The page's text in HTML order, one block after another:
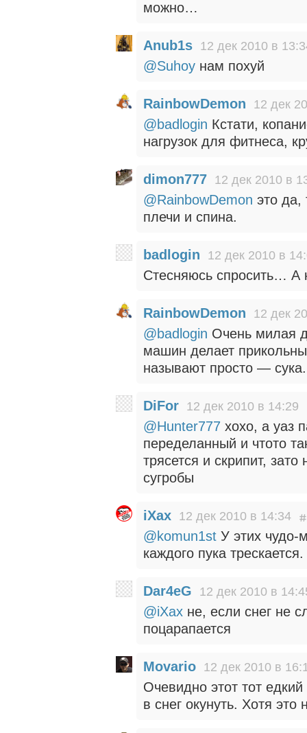
можно…
Anub1s 12 дек 2010 в
@Suhoy нам похуй
RainbowDemon 12 дек
@badlogin Кстати,
нагрузок для фитнеса,
dimon777 12 дек 2010 в
@RainbowDemon это да,
плечи и спина.
badlogin 12 дек 2010 в
Стесняюсь спросить… А
RainbowDemon 12 дек
@badlogin Очень милая
машин делает
называют просто — сука.
DiFor 12 дек 2010 в 14:29
@Hunter777 хохо, а уаз
переделанный и чтото
трясется и скрипит,
сугробы
iXax 12 дек 2010 в 14:34
@komun1st У этих чудо-
каждого пука трескается.
Dar4eG 12 дек 2010 в
@iXax не, если снег не
поцарапается
Movario 12 дек 2010 в
Очевидно этот тот
в снег окунуть. Хотя